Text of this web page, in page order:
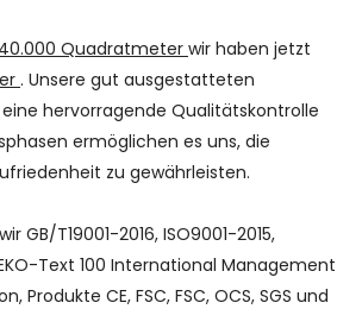
40.000 Quadratmeter wir haben jetzt
. Unsere gut ausgestatteten
hervorragende Qualitätskontrolle
ermöglichen es uns, die
zu gewährleisten.
GB/T19001-2016, ISO9001-2015,
Text 100 International Management
Produkte CE, FSC, FSC, OCS, SGS und